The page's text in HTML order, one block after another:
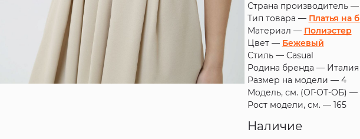
Страна производитель —
Тип товара — Платья на
Материал — Полиэстер
Цвет — Бежевый
Стиль — Casual
Родина бренда — Италия
Размер на модели — 4
Модель, см. (ОГ-ОТ-ОБ) —
Рост модели, см. — 165
Наличие